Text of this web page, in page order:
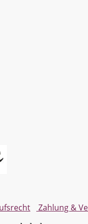
Zahlung &